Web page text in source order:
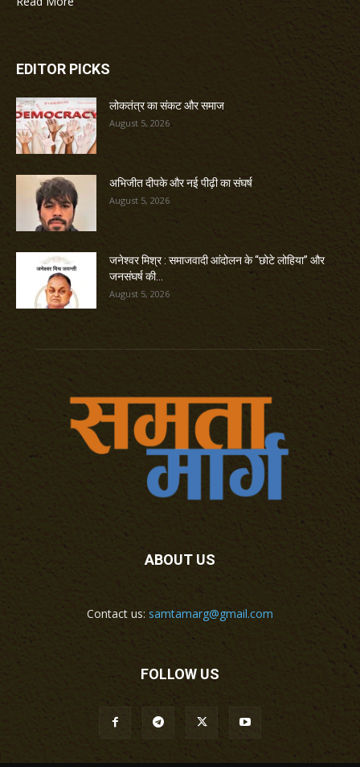
EDITOR PICKS
लोकतंत्र का संकट और समाज
August 5, 2026
अभिजीत दीपके और नई पीढ़ी का संघर्ष
August 5, 2026
जनेश्वर मिश्र : समाजवादी आंदोलन के “छोटे लोहिया” और
जनसंघर्ष की...
August 5, 2026
ABOUT US
Contact us: samtamarg@gmail.com
FOLLOW US